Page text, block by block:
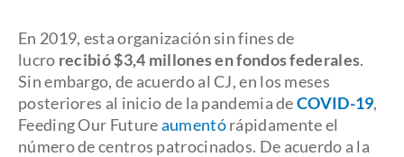
En 2019, esta organización sin fines de
lucro recibió $3,4 millones en fondos federales.
Sin embargo, de acuerdo al CJ, en los meses
posteriores al inicio de la pandemia deCOVID-19,
Feeding Our Futureaumentórápidamente el
número de centros patrocinados. De acuerdo a la